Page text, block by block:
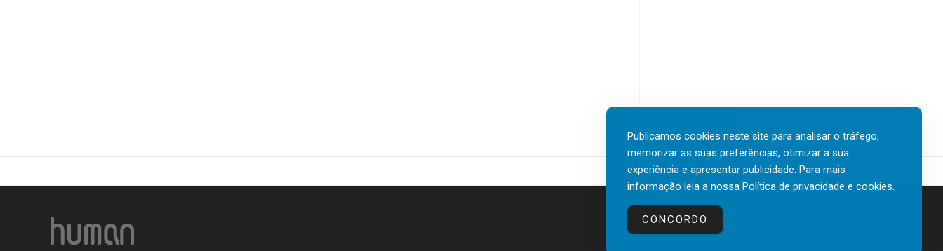
Contactos
Publicamos cookies neste site para analisar o tráfego,
memorizar as suas preferências, otimizar a sua
experiência e apresentar publicidade. Para mais
informação leia a nossa Política de privacidade e cookies.
CONCORDO